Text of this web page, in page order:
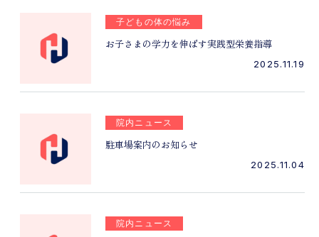
子どもの体の悩み
お子さまの学力を伸ばす実践型栄養指導
2025.11.19
院内ニュース
駐車場案内のお知らせ
2025.11.04
院内ニュース